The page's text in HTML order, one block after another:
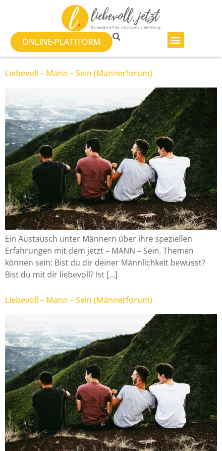
ONLINE-PLATTFORM
Liebevoll – Mann – Sein (Männerforum)
Ein Austausch unter Männern über ihre speziellen
Erfahrungen mit dem jetzt – MANN – Sein. Themen
können sein: Bist du dir deiner Männlichkeit bewusst?
Bist du mit dir liebevoll? Ist […]
Liebevoll – Mann – Sein (Männerforum)